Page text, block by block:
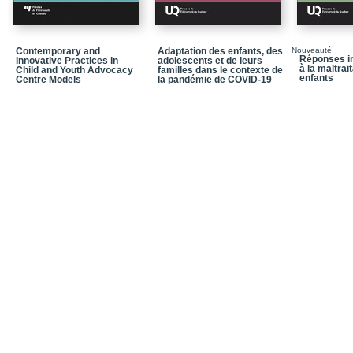
Chapitre 3 – Les
périnatale
Chapitre 4 – Les
Chapitre 5 – La
Contemporary and
Innovative Practices in
Child and Youth Advocacy
Centre Models
Adaptation des enfants, des
adolescents et de leurs
familles dans le contexte de
la pandémie de COVID-19
Nouveauté
Réponses
à la
enfants